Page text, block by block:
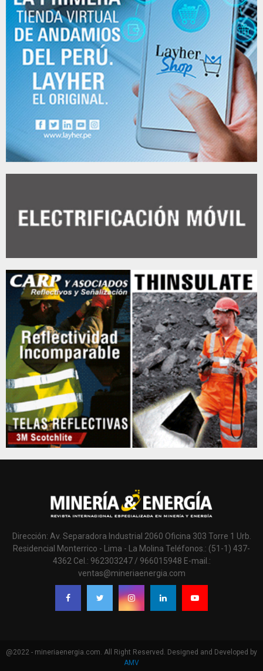
Dirección: Av. Separadora Industrial 2060 Oficina 303 Torre 1 Urb.
Residencial Monterrico - Lima - La Molina Teléfonos.: (51-1) 437-
4362 Cel.: 962303247 / 966015948 E-mail.:
ventas@mineriaenergia.com
@2022 - mineriaenergia.com. All Right Reserved. Designed and Developed by
AMV